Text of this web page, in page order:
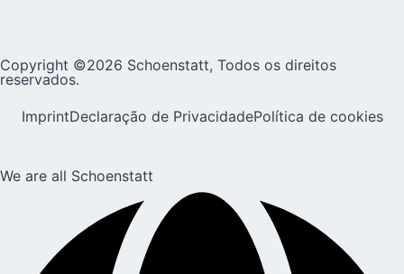
Copyright ©2026 Schoenstatt, Todos os direitos
reservados.
ImprintDeclaração de PrivacidadePolítica de cookies
We are all Schoenstatt